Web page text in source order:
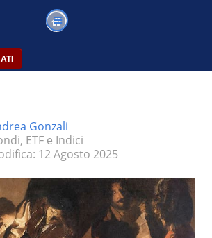
Gonzali
ETF e Indici
12 Agosto 2025